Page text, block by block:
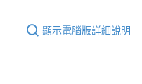
顯示電腦版詳細說明